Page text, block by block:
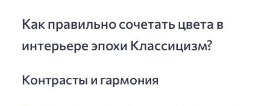
Как правильно сочетать цвета в
интерьере эпохи Классицизм?
Контрасты и гармония